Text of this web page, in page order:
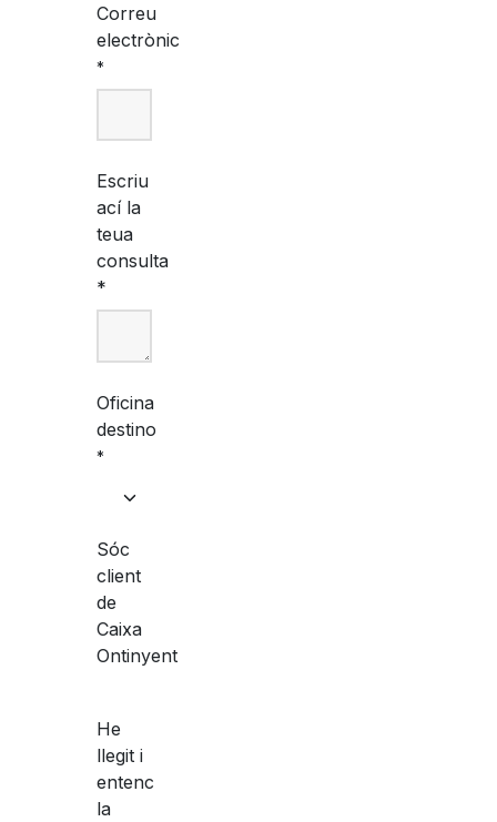
Correu
electrònic
*
Escriu
ací la
teua
consulta
*
Oficina
destino
*
Sóc
client
de
Caixa
Ontinyent
He
llegit i
entenc
la